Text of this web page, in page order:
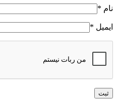
نام *
ایمیل *